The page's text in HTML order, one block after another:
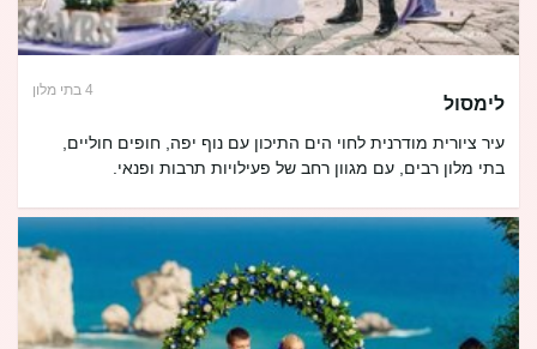
לימסול
4 בתי מלון
עיר ציורית מודרנית לחוי הים התיכון עם נוף יפה, חופים חוליים,
בתי מלון רבים, עם מגוון רחב של פעילויות תרבות ופנאי.